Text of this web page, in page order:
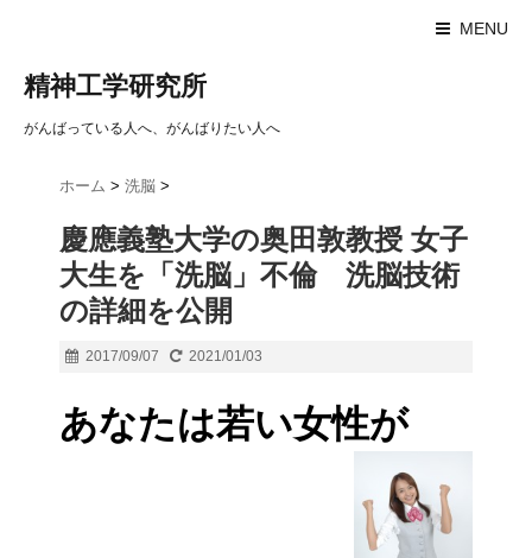
MENU
精神工学研究所
がんばっている人へ、がんばりたい人へ
ホーム > 洗脳 >
慶應義塾大学の奥田敦教授 女子
大生を「洗脳」不倫 洗脳技術
の詳細を公開
2017/09/07 2021/01/03
あなたは若い女性が